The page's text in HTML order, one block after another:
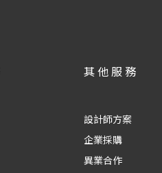
其他服務
設計師方案
企業採購
異業合作